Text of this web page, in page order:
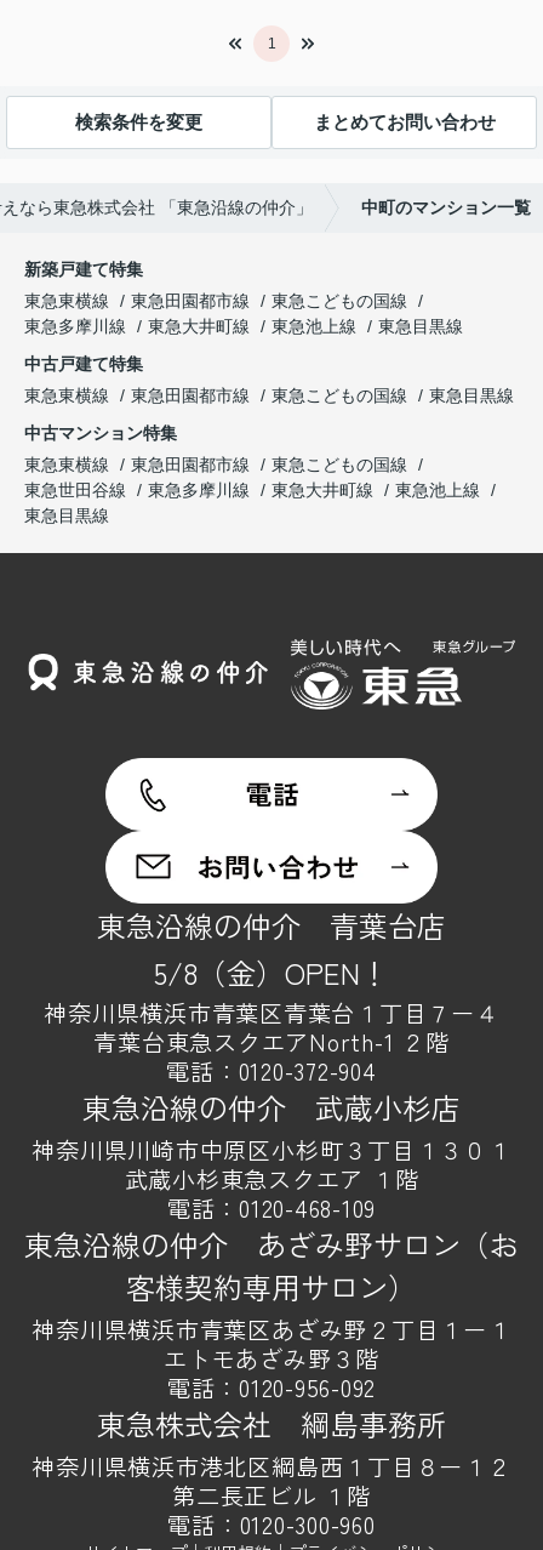
1
検索条件を変更 まとめてお問い合わせ
なら東急株式会社 「東急沿線の仲介」 中町のマンション一覧
新築戸建て特集
東急東横線
東急田園都市線
東急こどもの国線
東急多摩川線
東急大井町線 東急池上線
東急目黒線
中古戸建て特集
東急東横線
東急田園都市線 東急こどもの国線
東急目黒線
中古マンション特集
東急東横線
東急田園都市線
東急こどもの国線
東急世田谷線
東急多摩川線 東急大井町線
東急池上線
東急目黒線
東急沿線の仲介 青葉台店
5/8（金）OPEN！
神奈川県横浜市青葉区青葉台１丁目７ー４
青葉台東急スクエアNorth-1 ２階
電話： 0120-372-904
東急沿線の仲介 武蔵小杉店
神奈川県川崎市中原区小杉町３丁目１３０１
武蔵小杉東急スクエア １階
電話：0120-468-109
東急沿線の仲介 あざみ野サロン（お
客様契約専用サロン）
神奈川県横浜市青葉区あざみ野２丁目１ー１
エトモあざみ野３階
電話：0120-956-092
東急株式会社 綱島事務所
神奈川県横浜市港北区綱島西１丁目８ー１２
第二長正ビル １階
電話： 0120-300-960